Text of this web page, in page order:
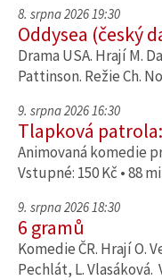
8. srpna 2026 19:30
Oddysea (český
Drama USA. Hrají M.
Pattinson. Režie Ch.
9. srpna 2026 16:30
Tlapková
Animovaná komedie
Vstupné: 150 Kč • 88
9. srpna 2026 18:30
6 gramů
Komedie ČR. Hrají O.
Pechlát, L. Vlasáková.